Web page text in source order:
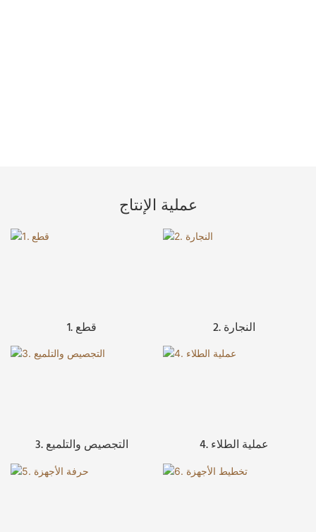
عملية الإنتاج
1. قطع 2. النجارة
3. التجصيص والتلميع 4. عملية الطلاء